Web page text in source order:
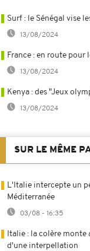
Surf : le Sénégal vise
13/08/2024
France : en route pour
13/08/2024
Kenya : des "Jeux
13/08/2024
SUR LE MÊME
L'Italie intercepte un
Méditerranée
03/08 - 16:35
Italie : la colère
d'une interpellation